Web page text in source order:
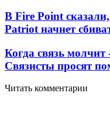
В Fire Point
Patriot начнет
Когда связь молчит
Связисты просят
Читать комментарии